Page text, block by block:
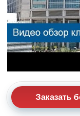
Заказать